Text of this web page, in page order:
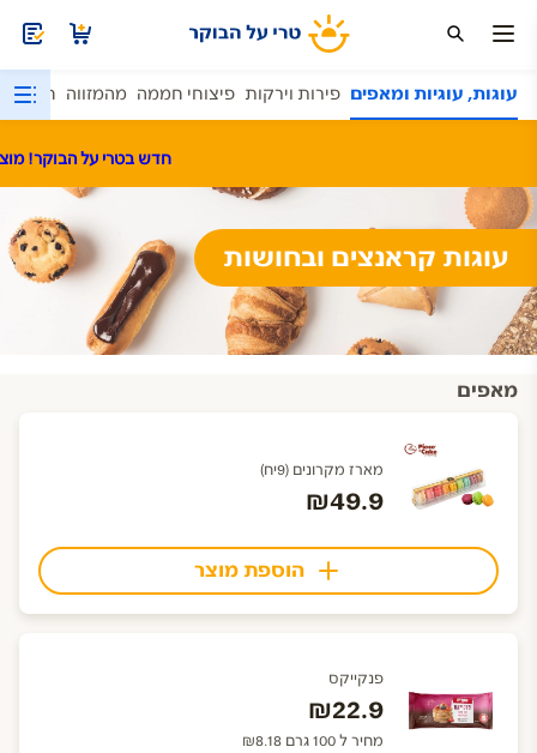
חדש בטרי על הבוקר! מוצרי
עוגות, עוגיות ומאפים פירות וירקות פיצוחי חממה מהמזווה חד
עוגות קראנצים ובחושות
מאפים
מארז מקרונים (9יח)
₪49.9
הוספת מוצר
פנקייקס
₪22.9
מחיר ל 100 גרם ₪8.18